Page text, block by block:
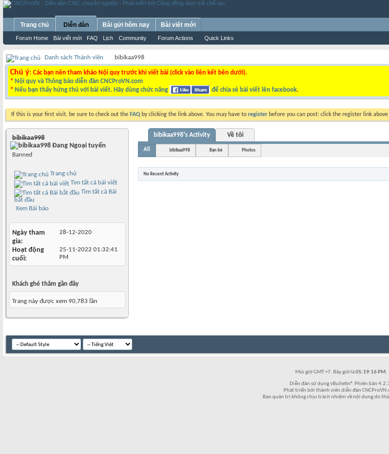
Trang chủ Diễn đàn
Forum Home Bài viết mới FAQ Lịch Community Forum Actions Quick Links
Bài gửi hôm nay Bài viết mới
Danh sách Thành viên bibikaa998
Chú ý: Các bạn nên tham khảo Nội quy trước khi viết bài (click vào liên kết bên dưới).
* Nội quy và Thông báo diễn đàn CNCProVN.com
* Nếu bạn thấy hứng thú với bài viết. Hãy dùng chức năng để chia sẻ bài viết lên facebook.
If this is your first visit, be sure to check out the FAQ by clicking the link above. You may have to register before you can post: click the register link
bibikaa998
Banned
Trang chủ
Tìm tất cả bài viết
Tìm tất cả Bài
bắt đầu
Xem Bài báo
Ngày tham
gia
28-12-2020
Hoạt động
cuối
25-11-2022 01:32:41
PM
Khách ghé thăm gần đây
Trang này được xem 90,783 lần
bibikaa998's Activity Về tôi
All bibikaa998 Bạn bè Photos
No Recent Activity
Múi giờ GMT +7. Bây giờ là05:19:16 PM.
Diễn đàn sử dụng vBulletin® Phiên bản
Phát triển bởi thành viên diễn đàn
Ban quản trị không chịu trách nhiệm về nội dung do